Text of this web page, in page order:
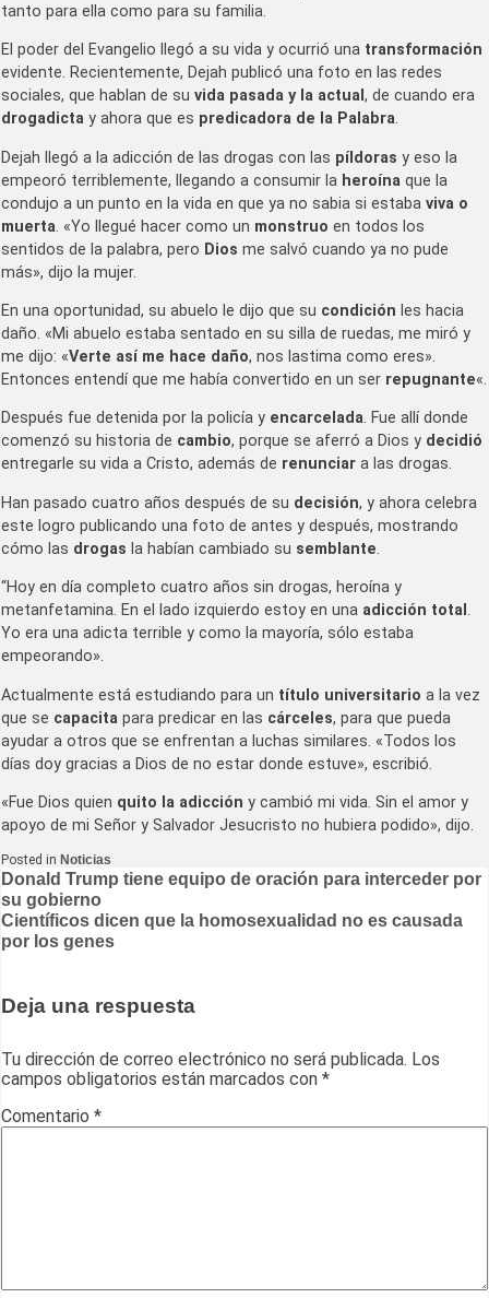
tanto para ella como para su familia.
El poder del Evangelio llegó a su vida y ocurrió una transformación
evidente. Recientemente, Dejah publicó una foto en las redes
sociales, que hablan de su vida pasada y la actual , de cuando era
drogadicta y ahora que es predicadora de la Palabra.
Dejah llegó a la adicción de las drogas con las píldoras y eso la
empeoró terriblemente, llegando a consumir la heroína que la
condujo a un punto en la vida en que ya no sabia si estaba viva o
muerta. «Yo llegué hacer como un monstruo en todos los
sentidos de la palabra, pero Dios me salvó cuando ya no pude
más», dijo la mujer.
En una oportunidad, su abuelo le dijo que su condición les hacia
daño. «Mi abuelo estaba sentado en su silla de ruedas, me miró y
me dijo: «Verte así me hace daño, nos lastima como eres».
Entonces entendí que me había convertido en un ser repugnante«.
Después fue detenida por la policía y encarcelada. Fue allí donde
comenzó su historia de cambio, porque se aferró a Dios y decidió
entregarle su vida a Cristo, además de renunciar a las drogas.
Han pasado cuatro años después de su decisión, y ahora celebra
este logro publicando una foto de antes y después, mostrando
cómo las drogas la habían cambiado su semblante.
“Hoy en día completo cuatro años sin drogas, heroína y
metanfetamina. En el lado izquierdo estoy en una adicción total .
Yo era una adicta terrible y como la mayoría, sólo estaba
empeorando».
Actualmente está estudiando para un título universitario a la vez
que se capacita para predicar en las cárceles, para que pueda
ayudar a otros que se enfrentan a luchas similares. «Todos los
días doy gracias a Dios de no estar donde estuve», escribió.
«Fue Dios quien quito la adicción y cambió mi vida. Sin el amor y
apoyo de mi Señor y Salvador Jesucristo no hubiera podido», dijo.
Posted in Noticias
Navegación
de
entradas
Donald Trump tiene equipo de oración para interceder por
su gobierno
Científicos dicen que la homosexualidad no es causada
por los genes
Deja una respuesta
Tu dirección de correo electrónico no será publicada. Los
campos obligatorios están marcados con *
Comentario *